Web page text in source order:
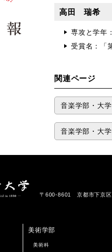
高田 瑞希
専攻と学年
受賞名：「
関連ページ
音楽学部・大
音楽学部・大
〒600-8601 京都市下京区
美術学部
美術科